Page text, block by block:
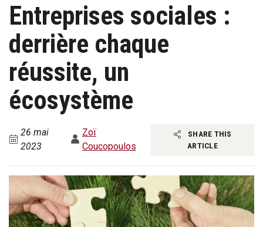
Entreprises sociales :
derrière chaque
réussite, un
écosystème
26 mai
2023
Zoï
Coucopoulos
SHARE THIS
ARTICLE